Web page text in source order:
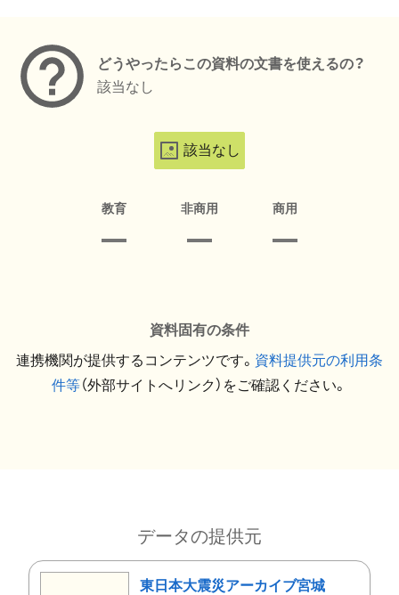
どうやったらこの資料の文書を使えるの？
該当なし
該当なし
教育 非商用 商用
資料固有の条件
連携機関が提供するコンテンツです。 資料提供元の利用条
件等（外部サイトへリンク）をご確認ください。
データの提供元
東日本大震災アーカイブ宮城